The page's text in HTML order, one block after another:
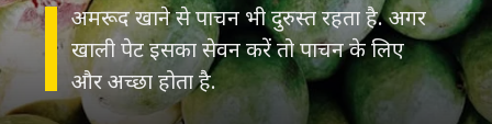
अमरूद खाने से पाचन भी दुरुस्त रहता है. अगर
खाली पेट इसका सेवन करें तो पाचन के लिए
और अच्छा होता है.